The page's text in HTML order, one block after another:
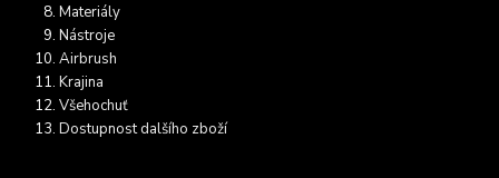
Materiály
Nástroje
Airbrush
Krajina
Všehochuť
Dostupnost dalšího zboží